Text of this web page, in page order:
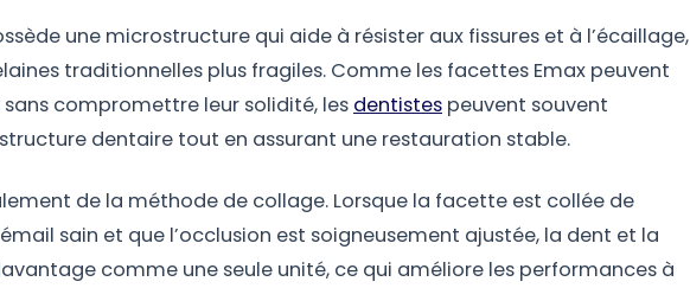
une microstructure qui aide à résister aux fissures et à l’écaillage,
traditionnelles plus fragiles. Comme les facettes Emax peuvent
compromettre leur solidité, les dentistes peuvent souvent
dentaire tout en assurant une restauration stable.
de la méthode de collage. Lorsque la facette est collée de
sain et que l’occlusion est soigneusement ajustée, la dent et la
comme une seule unité, ce qui améliore les performances à